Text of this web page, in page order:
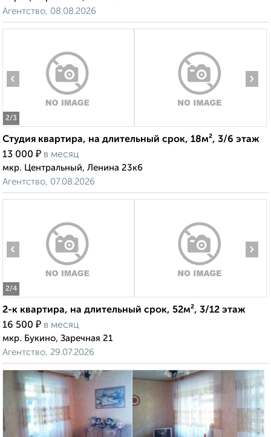
Агентство, 08.08.2026
2/3
‹ ›
Студия квартира, на длительный срок, 18м², 3/6 этаж
13 000 ₽ в месяц
мкр. Центральный, Ленина 23к6
Агентство, 07.08.2026
2/4
‹ ›
2-к квартира, на длительный срок, 52м², 3/12 этаж
16 500 ₽ в месяц
мкр. Букино, Заречная 21
Агентство, 29.07.2026